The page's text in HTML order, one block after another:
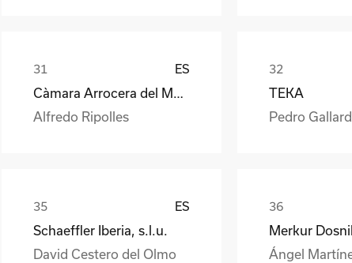
ES
Alfredo Ripolles
TEKA
Pedro
ES
Schaeffler Iberia, s.l.u.
David Cestero del Olmo
Merkur
Ángel